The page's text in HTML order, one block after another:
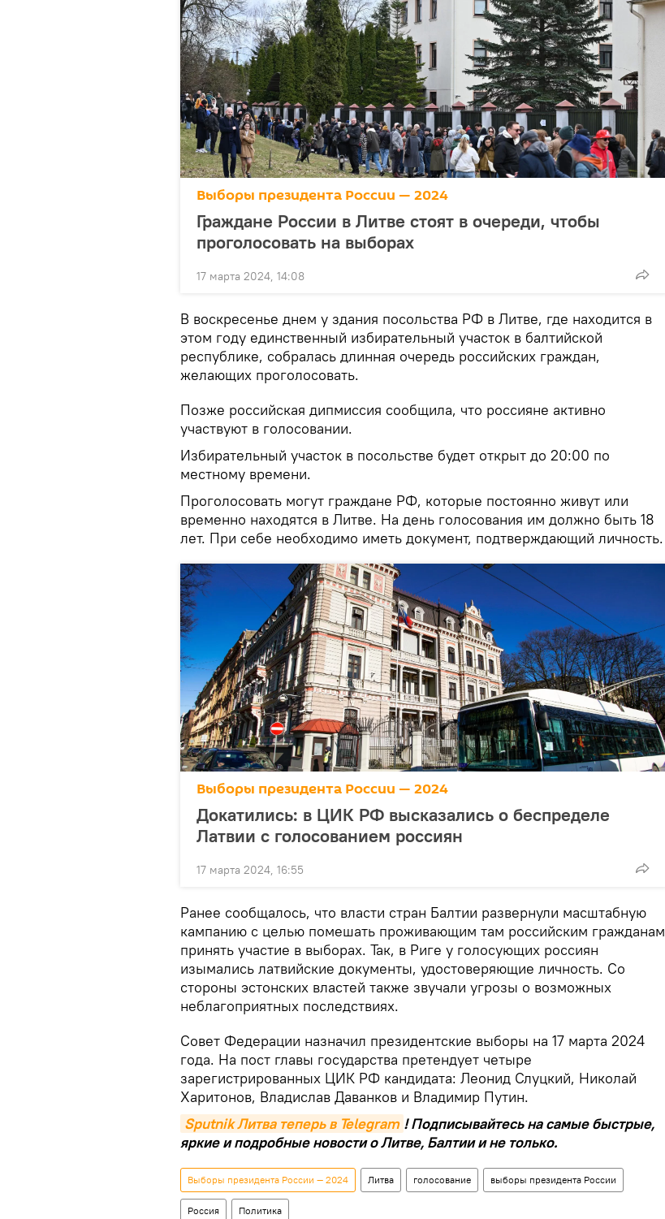
Выборы президента России — 2024
Граждане России в Литве стоят в очереди, чтобы
проголосовать на выборах
17 марта 2024, 14:08
В воскресенье днем у здания посольства РФ в Литве, где находится в
этом году единственный избирательный участок в балтийской
республике, собралась длинная очередь российских граждан,
желающих проголосовать.
Позже российская дипмиссия сообщила, что россияне активно
участвуют в голосовании.
Избирательный участок в посольстве будет открыт до 20:00 по
местному времени.
Проголосовать могут граждане РФ, которые постоянно живут или
временно находятся в Литве. На день голосования им должно быть 18
лет. При себе необходимо иметь документ, подтверждающий личность.
Выборы президента России — 2024
Докатились: в ЦИК РФ высказались о беспределе
Латвии с голосованием россиян
17 марта 2024, 16:55
Ранее сообщалось, что власти стран Балтии развернули масштабную
кампанию с целью помешать проживающим там российским гражданам
принять участие в выборах. Так, в Риге у голосующих россиян
изымались латвийские документы, удостоверяющие личность. Со
стороны эстонских властей также звучали угрозы о возможных
неблагоприятных последствиях.
Совет Федерации назначил президентские выборы на 17 марта 2024
года. На пост главы государства претендует четыре
зарегистрированных ЦИК РФ кандидата: Леонид Слуцкий, Николай
Харитонов, Владислав Даванков и Владимир Путин.
Sputnik Литва теперь в Telegram ! Подписывайтесь на самые быстрые,
яркие и подробные новости о Литве, Балтии и не только.
Выборы президента России — 2024 Литва голосование выборы президента России
Россия Политика